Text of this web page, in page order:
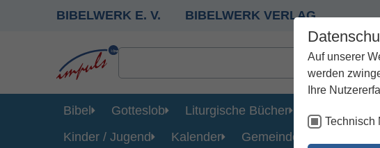
Auf unserer
werden
Ihre
Technisch
BIBELWERK E. V. BIBELWERK VERLAG
Bibel Gotteslob Liturgische Bücher
Kinder / Jugend
Kalender Gemeinde